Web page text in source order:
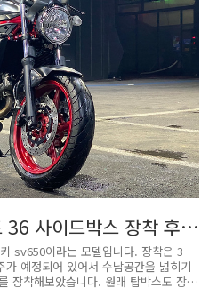
사이드박스 장착 후
sv650이라는 모델입니다. 장착은 3
예정되어 있어서 수납공간을 넓히기
장착해보았습니다. 원래 탑박스도 장